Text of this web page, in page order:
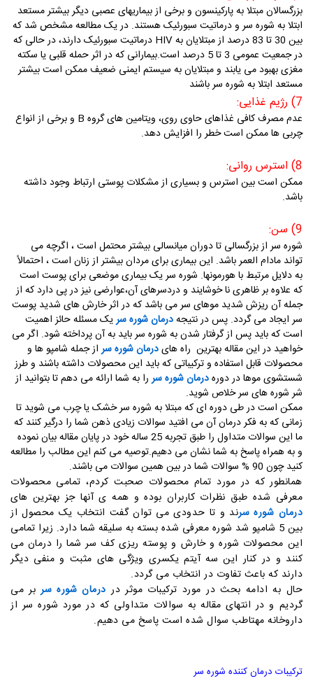
بزرگسالان مبتلا به پارکینسون و برخی از بیماریهای عصبی دیگر بیشتر مستعد
ابتلا به شوره سر و درماتیت سبورئیک هستند. در یک مطالعه مشخص شد که
بین 30 تا 83 درصد از مبتلایان به HIV درماتیت سبورئیک دارند، در حالی که
در جمعیت عمومی 3 تا 5 درصد است.بیمارانی که در اثر حمله قلبی یا سکته
مغزی بهبود می یابند و مبتلایان به سیستم ایمنی ضعیف ممکن است بیشتر
مستعد ابتلا به شوره سر باشند
7) رژیم غذایی:
عدم مصرف کافی غذاهای حاوی روی، ویتامین های گروه B و برخی از انواع
چربی ها ممکن است خطر را افزایش دهد.
8) استرس روانی:
ممکن است بین استرس و بسیاری از مشکلات پوستی ارتباط وجود داشته
باشد.
9) سن:
شوره سر از بزرگسالی تا دوران میانسالی بیشتر محتمل است ، اگرچه می
تواند مادام العمر باشد. این بیماری برای مردان بیشتر از زنان است ، احتمالاً
به دلایل مرتبط با هورمونها. شوره سر یک بیماری موضعی برای پوست است
که علاوه بر ظاهری نا خوشایند و دردسرهای آن،عوارضی نیز در پی دارد که از
جمله آن ریزش شدید موهای سرمی باشد که در اثر خارش های شدید پوست
سر ایجاد می گردد. پس در نتیجهدرمان شوره سریک مسئله حائز اهمیت
است که باید پس از گرفتار شدن به شوره سر باید به آن پرداخته شود. اگر می
خواهید در این مقاله بهترین راه هایدرمان شوره سراز جمله شامپو ها و
محصولات قابل استفاده و ترکیباتی که باید این محصولات داشته باشند و طرز
شستشوی موها در دورهدرمان شوره سررا به شما ارائه می دهم تا بتوانید از
شر شوره های سر خلاص شوید.
ممکن است در طی دوره ای که مبتلا به شوره سر خشک یا چرب می شوید تا
زمانی که به فکر درمان آن می افتید سوالات زیادی ذهن شما را درگیر کنند که
ما این سوالات متداول را طبق تجربه 25 ساله خود در پایان مقاله بیان نموده
و به همراه پاسخ به شما نشان می دهیم.توصیه می کنم این مطالب را مطالعه
کنید چون 90 % سوالات شما در بین همین سوالات می باشند.
همانطور که در مورد تمام محصولات صحبت کردم، تمامی محصولات
معرفی شده طبق نظرات کاربران بوده و همه ی آنها جز بهترین های
درمان شوره سرند و تا حدودی می توان گفت انتخاب یک محصول از
بین 5 شامپو شد شوره معرفی شده بسته به سلیقه شما دارد. زیرا تمامی
این محصولات شوره و خارش و پوسته ریزی کف سر شما را درمان می
کنند و در کنار این سه آیتم یکسری ویژگی های مثبت و منفی دیگر
دارند که باعث تفاوت در انتخاب می گردد.
حال به ادامه بحث در مورد ترکیبات موثر در درمان شوره سربر می
گردیم و در انتهای مقاله به سوالات متداولی که در مورد شوره سر از
داروخانه مهتاطب سوال شده است پاسخ می دهیم.
ترکیبات درمان کننده شوره سر